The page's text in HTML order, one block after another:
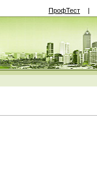
ПрофТест |